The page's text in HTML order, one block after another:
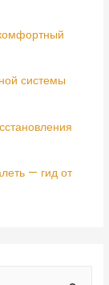
системы
— гид от